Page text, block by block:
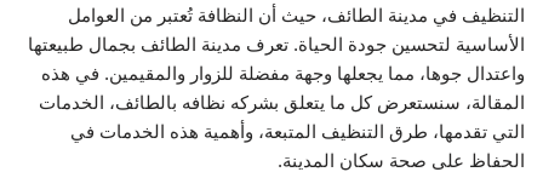
التنظيف في مدينة الطائف، حيث أن النظافة تُعتبر من العوامل
الأساسية لتحسين جودة الحياة. تعرف مدينة الطائف بجمال طبيعتها
واعتدال جوها، مما يجعلها وجهة مفضلة للزوار والمقيمين. في هذه
المقالة، سنستعرض كل ما يتعلق بشركه نظافه بالطائف، الخدمات
التي تقدمها، طرق التنظيف المتبعة، وأهمية هذه الخدمات في
الحفاظ على صحة سكان المدينة.